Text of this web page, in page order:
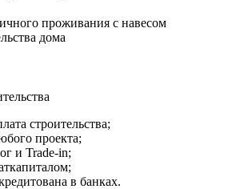
проживания с навесом
дома
строительства;
проекта;
и Trade-in;
в банках.